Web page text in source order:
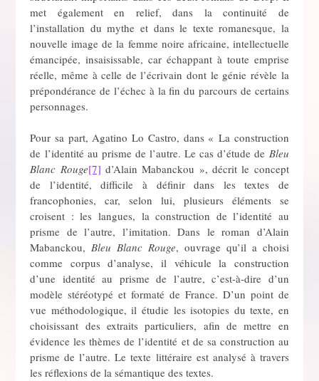
met également en relief, dans la continuité de
l’installation du mythe et dans le texte romanesque, la
nouvelle image de la femme noire africaine, intellectuelle
émancipée, insaisissable, car échappant à toute emprise
réelle, même à celle de l’écrivain dont le génie révèle la
prépondérance de l’échec à la fin du parcours de certains
personnages.
Pour sa part, Agatino Lo Castro, dans « La construction
de l’identité au prisme de l’autre. Le cas d’étude de Bleu
Blanc Rouge[7] d’Alain Mabanckou », décrit le concept
de l’identité, difficile à définir dans les textes de
francophonies, car, selon lui, plusieurs éléments se
croisent : les langues, la construction de l’identité au
prisme de l’autre, l’imitation. Dans le roman d’Alain
Mabanckou,Bleu Blanc Rouge, ouvrage qu’il a choisi
comme corpus d’analyse, il véhicule la construction
d’une identité au prisme de l’autre, c’est-à-dire d’un
modèle stéréotypé et formaté de France. D’un point de
vue méthodologique, il étudie les isotopies du texte, en
choisissant des extraits particuliers, afin de mettre en
évidence les thèmes de l’identité et de sa construction au
prisme de l’autre. Le texte littéraire est analysé à travers
les réflexions de la sémantique des textes.